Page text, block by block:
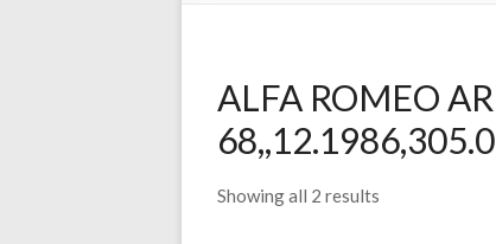
ALFA ROMEO
Showing all 2 results